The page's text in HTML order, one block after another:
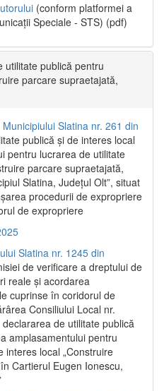
(conform platformei a
Speciale - STS) (pdf)
utilitate publică pentru
parcare supraetajată,
Slatina nr. 261 din
publică și de interes local
pentru lucrarea de utilitate
parcare supraetajată,
Slatina, Județul Olt”, situat
procedurii de expropriere
de expropriere
Slatina nr. 1245 din
de verificare a dreptului de
reale și acordarea
cuprinse în coridorul de
Consiliului Local nr.
de utilitate publică
amplasamentului pentru
interes local „Construire
Cartierul Eugen Ionescu,